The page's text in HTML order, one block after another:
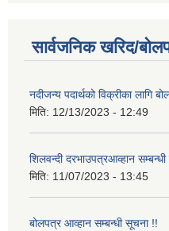
सार्वजनिक खरिद/
नदीजन्य पदार्थको विक्रीका लागि
मिति: 12/13/2023 - 12:49
शिलवन्दी दरभाउपत्रआव्हान
मिति: 11/07/2023 - 13:45
बोलपत्र आव्हान सम्बन्धी सूचना !!